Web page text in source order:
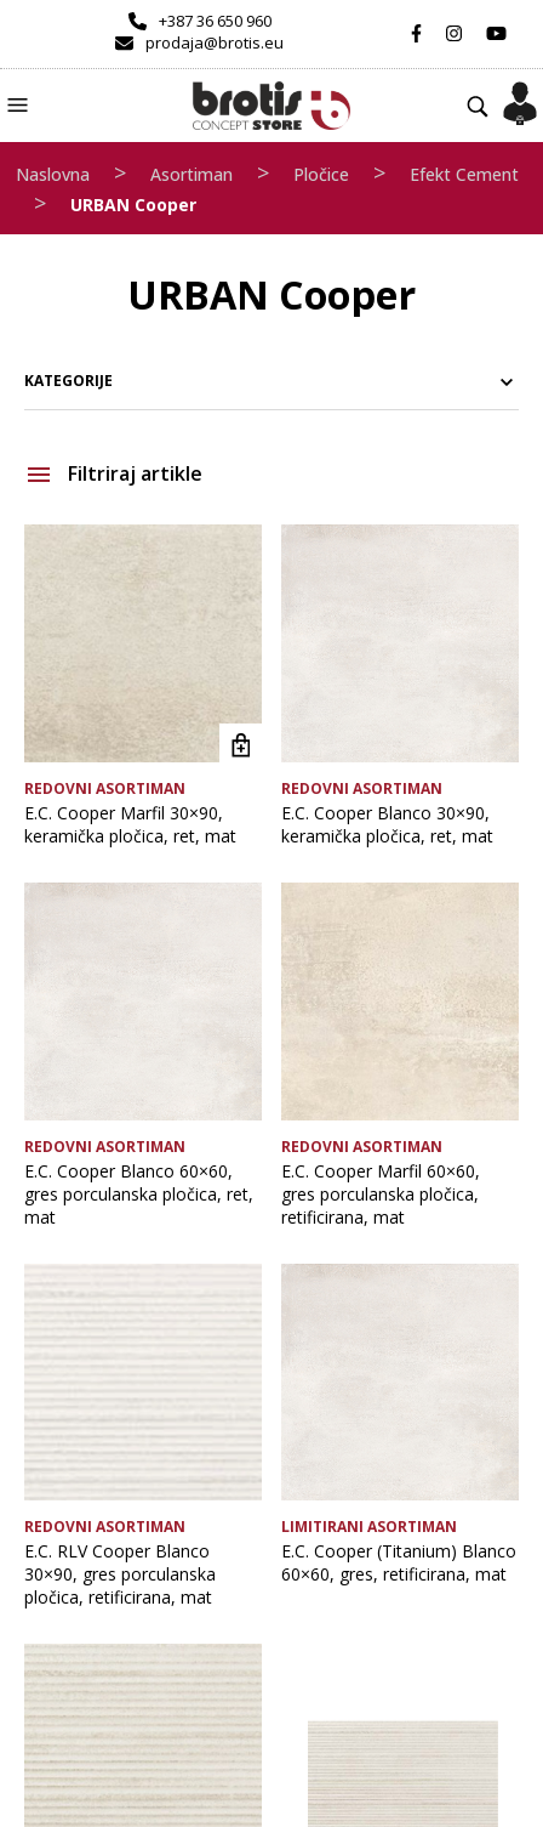
+387 36 650 960
prodaja@brotis.eu
Naslovna > Asortiman > Pločice > Efekt Cement
> URBAN Cooper
URBAN Cooper
KATEGORIJE
Filtriraj artikle
Format pločice
Glavna boja
REDOVNI ASORTIMAN
E.C. Cooper Marfil 30×90,
keramička pločica, ret, mat
REDOVNI ASORTIMAN
E.C. Cooper Blanco 30×90,
keramička pločica, ret, mat
REDOVNI ASORTIMAN
E.C. Cooper Blanco 60×60,
gres porculanska pločica, ret,
mat
REDOVNI ASORTIMAN
E.C. Cooper Marfil 60×60,
gres porculanska pločica,
retificirana, mat
REDOVNI ASORTIMAN
E.C. RLV Cooper Blanco
30×90, gres porculanska
pločica, retificirana, mat
LIMITIRANI ASORTIMAN
E.C. Cooper (Titanium) Blanco
60×60, gres, retificirana, mat